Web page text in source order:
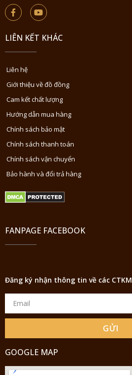
LIÊN KẾT KHÁC
Liên hệ
Giới thiệu về đồ đồng
Cam kết chất lượng
Hướng dẫn mua hàng
Chính sách bảo mật
Chính sách thanh toán
Chính sách vận chuyển
Bảo hành và đổi trả hàng
FANPAGE FACEBOOK
Đăng ký nhận thông tin về các CTKM
GỬI
GOOGLE MAP